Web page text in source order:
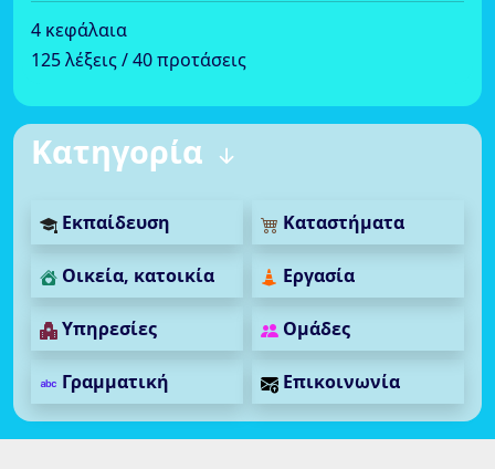
4 κεφάλαια
125 λέξεις / 40 προτάσεις
Κατηγορία
Εκπαίδευση Καταστήματα
Οικεία, κατοικία Εργασία
Υπηρεσίες Ομάδες
Γραμματική Επικοινωνία